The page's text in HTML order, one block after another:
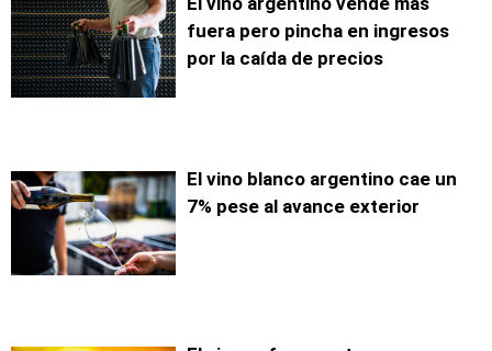
fuera pero pincha en ingresos
por la caída de precios
El vino blanco argentino cae un
7% pese al avance exterior